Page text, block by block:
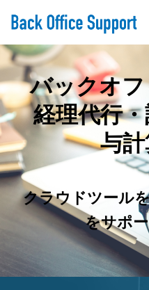
バックオ
経理代行
与
クラウドツール
をサポ